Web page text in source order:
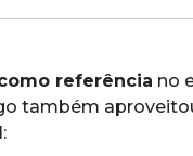
referência no
também
: